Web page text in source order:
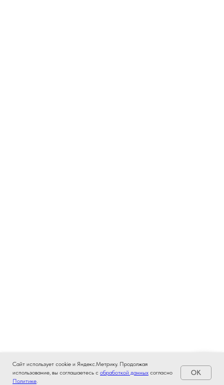
Сайт использует cookie и Яндекс.Метрику. Продолжая
использование, вы соглашаетесь с обработкой данных согласно
Политике.
OK